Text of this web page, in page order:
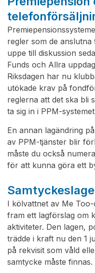
regler som de
uppe till diskussion
Funds och Allra
Riksdagen har nu
utökade krav på
reglerna att det ska bli
ta sig in i PPM-
En annan lagändring
av PPM-tjänster blir
måste du också
för att kunna göra ett
I kölvattnet av Me
fram ett lagförslag om
aktiviteter. Den lagen,
trädde i kraft nu den 1
på rekvisit som våld
samtycke måste finnas.